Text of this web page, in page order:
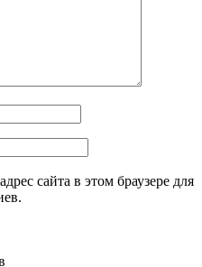
сайта в этом браузере для